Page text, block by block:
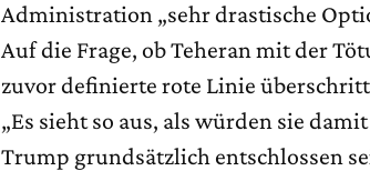
Administration „sehr drastische
Auf die Frage, ob Teheran mit der
zuvor definierte rote Linie
„Es sieht so aus, als würden sie
Trump grundsätzlich entschlossen